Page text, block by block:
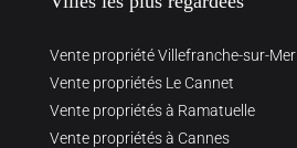
Vente propriété Villefranche-sur-Mer
Vente propriétés Le Cannet
Vente propriétés à Ramatuelle
Vente propriétés à Cannes